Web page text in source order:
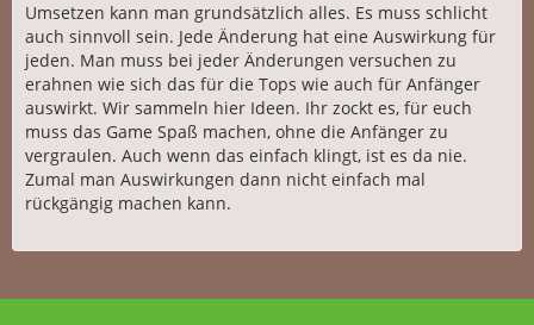
Umsetzen kann man grundsätzlich alles. Es muss schlicht
auch sinnvoll sein. Jede Änderung hat eine Auswirkung für
jeden. Man muss bei jeder Änderungen versuchen zu
erahnen wie sich das für die Tops wie auch für Anfänger
auswirkt. Wir sammeln hier Ideen. Ihr zockt es, für euch
muss das Game Spaß machen, ohne die Anfänger zu
vergraulen. Auch wenn das einfach klingt, ist es da nie.
Zumal man Auswirkungen dann nicht einfach mal
rückgängig machen kann.